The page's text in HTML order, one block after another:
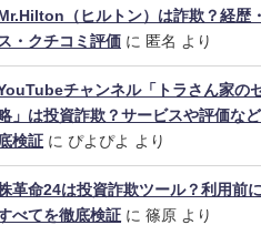
Mr.Hilton（ヒルトン）は詐欺？経歴
ス・クチコミ評価 に 匿名 より
チャンネル「トラさん家の
略」は投資詐欺？サービスや評価な
検証 に ぴよぴよ より
革命24は投資詐欺ツール？利用前
べてを徹底検証 に 篠原 より